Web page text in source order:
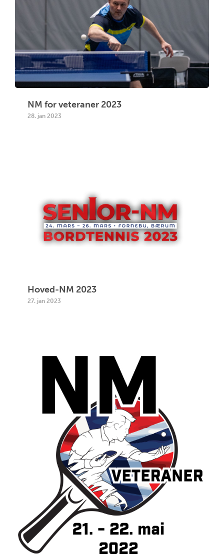
NM for veteraner 2023
28. jan 2023
Hoved-NM 2023
27. jan 2023